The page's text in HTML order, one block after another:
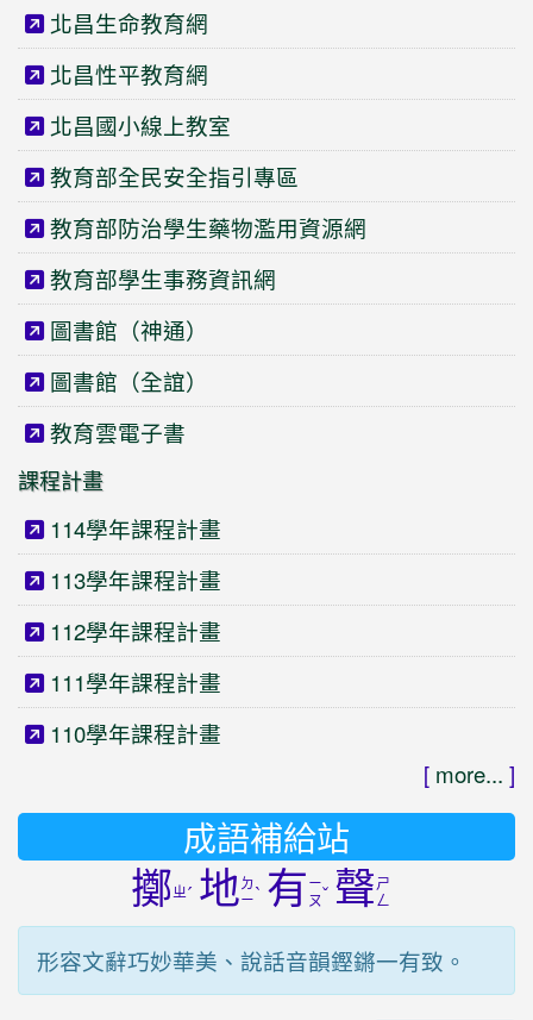
北昌生命教育網
北昌性平教育網
北昌國小線上教室
教育部全民安全指引專區
教育部防治學生藥物濫用資源網
教育部學生事務資訊網
圖書館（神通）
圖書館（全誼）
教育雲電子書
課程計畫
114學年課程計畫
113學年課程計畫
112學年課程計畫
111學年課程計畫
110學年課程計畫
[ more... ]
成語補給站
擲ㄓˊ 地ㄉ
ㄧˋ 有 ㄧ
ㄡˇ 聲 ㄕ
ㄥ
形容文辭巧妙華美、說話音韻鏗鏘一有致。